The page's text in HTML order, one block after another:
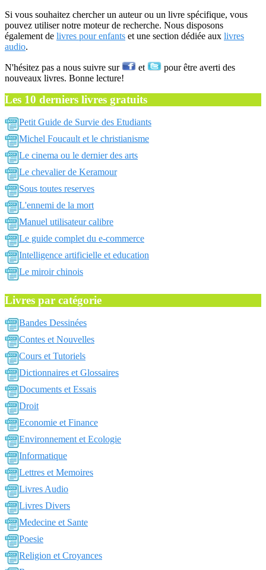
Si vous souhaitez chercher un auteur ou un livre spécifique, vous
pouvez utiliser notre moteur de recherche. Nous disposons
également de livres pour enfants et une section dédiée aux livres
audio.
N'hésitez pas a nous suivre sur et
pour être averti des
nouveaux livres. Bonne lecture!
Les 10 derniers livres gratuits
Petit Guide de Survie des Etudiants
Michel Foucault et le christianisme
Le cinema ou le dernier des arts
Le chevalier de Keramour
Sous toutes reserves
L'ennemi de la mort
Manuel utilisateur calibre
Le guide complet du e-commerce
Intelligence artificielle et education
Le miroir chinois
Livres par catégorie
Bandes Dessinées
Contes et Nouvelles
Cours et Tutoriels
Dictionnaires et Glossaires
Documents et Essais
Droit
Economie et Finance
Environnement et Ecologie
Informatique
Lettres et Memoires
Livres Audio
Livres Divers
Medecine et Sante
Poesie
Religion et Croyances